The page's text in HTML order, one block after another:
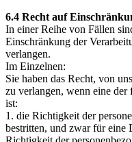
6.4 Recht auf
In einer Reihe von Fällen
Einschränkung der
verlangen.
Im Einzelnen:
Sie haben das Recht, von
zu verlangen, wenn eine der
ist:
1. die Richtigkeit der
bestritten, und zwar für eine